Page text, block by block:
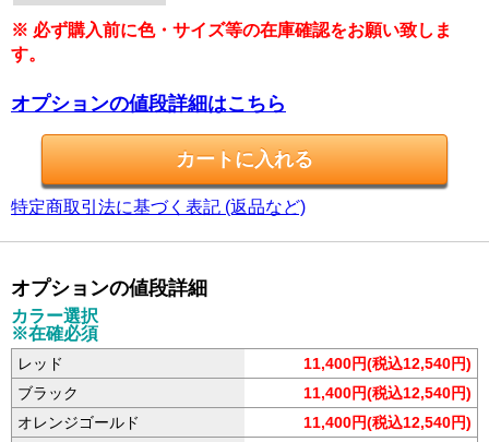
※ 必ず購入前に色・サイズ等の在庫確認をお願い致しま
す。
オプションの値段詳細はこちら
特定商取引法に基づく表記 (返品など)
オプションの値段詳細
カラー選択
※在確必須
レッド
11,400円(税込12,540円)
ブラック
11,400円(税込12,540円)
オレンジゴールド
11,400円(税込12,540円)